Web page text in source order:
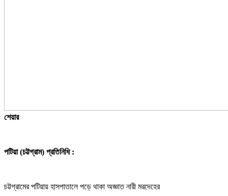
শেয়ার
পটিয়া (চট্টগ্রাম) প্রতিনিধি :
চট্টগ্রামের পটিয়ায় হাসপাতালে পড়ে থাকা অজ্ঞাত নারী মরদেহের